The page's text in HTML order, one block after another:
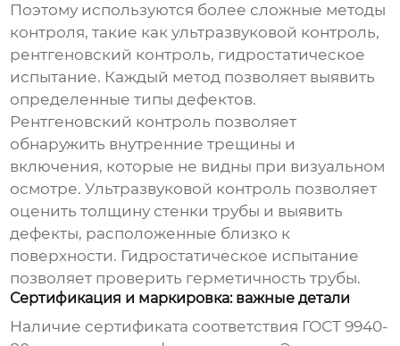
Поэтому используются более сложные методы
контроля, такие как ультразвуковой контроль,
рентгеновский контроль, гидростатическое
испытание. Каждый метод позволяет выявить
определенные типы дефектов.
Рентгеновский контроль позволяет
обнаружить внутренние трещины и
включения, которые не видны при визуальном
осмотре. Ультразвуковой контроль позволяет
оценить толщину стенки трубы и выявить
дефекты, расположенные близко к
поверхности. Гидростатическое испытание
позволяет проверить герметичность трубы.
Сертификация и маркировка: важные детали
Наличие сертификата соответствия ГОСТ 9940-